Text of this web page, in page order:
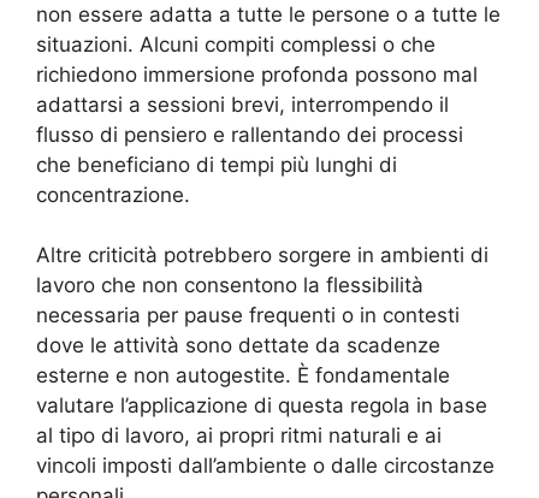
non essere adatta a tutte le persone o a tutte le
situazioni. Alcuni compiti complessi o che
richiedono immersione profonda possono mal
adattarsi a sessioni brevi, interrompendo il
flusso di pensiero e rallentando dei processi
che beneficiano di tempi più lunghi di
concentrazione.
Altre criticità potrebbero sorgere in ambienti di
lavoro che non consentono la flessibilità
necessaria per pause frequenti o in contesti
dove le attività sono dettate da scadenze
esterne e non autogestite. È fondamentale
valutare l’applicazione di questa regola in base
al tipo di lavoro, ai propri ritmi naturali e ai
vincoli imposti dall’ambiente o dalle circostanze